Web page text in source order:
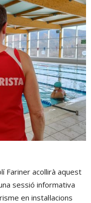
Fariner acollirà aquest
sessió informativa
en instal·lacions